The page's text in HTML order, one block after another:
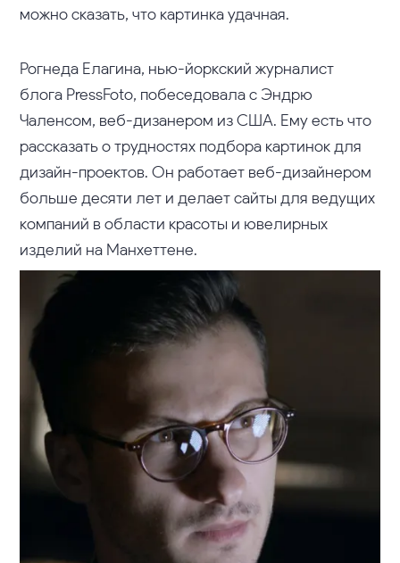
можно сказать, что картинка удачная.
Рогнеда Елагина, нью-йоркский журналист
блога PressFoto, побеседовала с Эндрю
Чаленсом, веб-дизанером из США. Ему есть что
рассказать о трудностях подбора картинок для
дизайн-проектов. Он работает веб-дизайнером
больше десяти лет и делает сайты для ведущих
компаний в области красоты и ювелирных
изделий на Манхеттене.